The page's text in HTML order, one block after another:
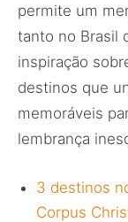
permite um
tanto no Brasil
inspiração
destinos que
memoráveis
lembrança
3 destinos
Corpus